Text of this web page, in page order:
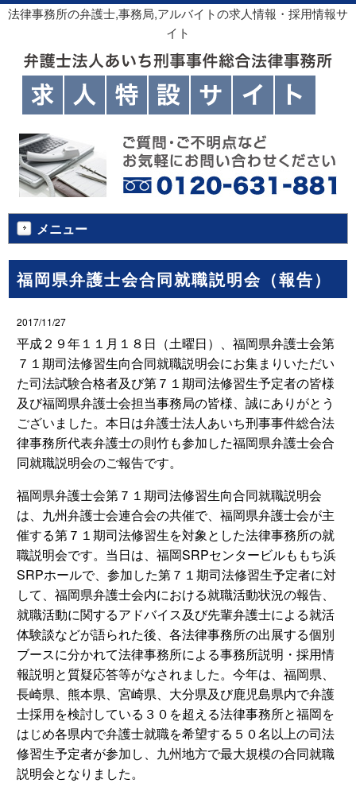
法律事務所の弁護士,事務局,アルバイトの求人情報・採用情報サ
イト
メニュー
福岡県弁護士会合同就職説明会（報告）
2017/11/27
平成２９年１１月１８日（土曜日）、福岡県弁護士会第
７１期司法修習生向合同就職説明会にお集まりいただい
た司法試験合格者及び第７１期司法修習生予定者の皆様
及び福岡県弁護士会担当事務局の皆様、誠にありがとう
ございました。本日は弁護士法人あいち刑事事件総合法
律事務所代表弁護士の則竹も参加した福岡県弁護士会合
同就職説明会のご報告です。
福岡県弁護士会第７１期司法修習生向合同就職説明会
は、九州弁護士会連合会の共催で、福岡県弁護士会が主
催する第７１期司法修習生を対象とした法律事務所の就
職説明会です。当日は、福岡SRPセンタービルももち浜
SRPホールで、参加した第７１期司法修習生予定者に対
して、福岡県弁護士会内における就職活動状況の報告、
就職活動に関するアドバイス及び先輩弁護士による就活
体験談などが語られた後、各法律事務所の出展する個別
ブースに分かれて法律事務所による事務所説明・採用情
報説明と質疑応答等がなされました。今年は、福岡県、
長崎県、熊本県、宮崎県、大分県及び鹿児島県内で弁護
士採用を検討している３０を超える法律事務所と福岡を
はじめ各県内で弁護士就職を希望する５０名以上の司法
修習生予定者が参加し、九州地方で最大規模の合同就職
説明会となりました。